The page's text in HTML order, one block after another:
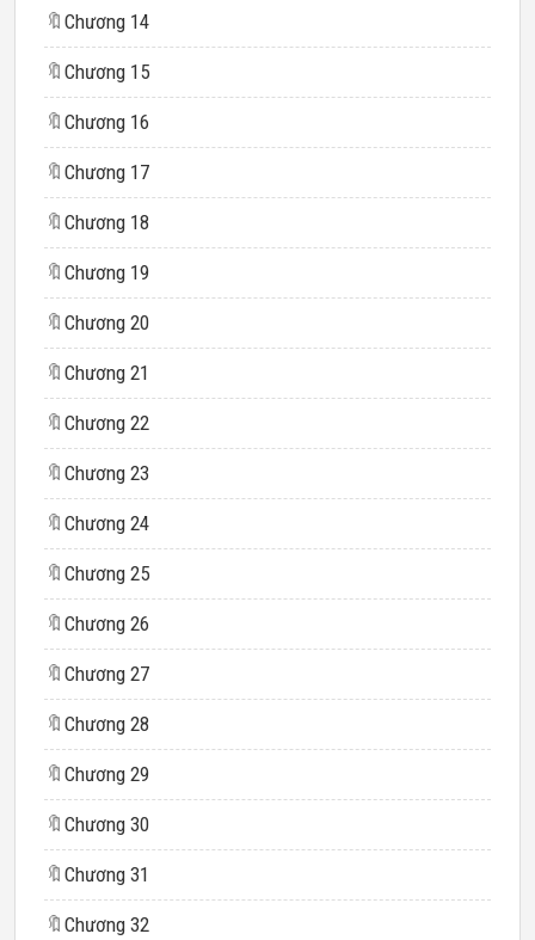
🔖 Chương 14
🔖 Chương 15
🔖 Chương 16
🔖 Chương 17
🔖 Chương 18
🔖 Chương 19
🔖 Chương 20
🔖 Chương 21
🔖 Chương 22
🔖 Chương 23
🔖 Chương 24
🔖 Chương 25
🔖 Chương 26
🔖 Chương 27
🔖 Chương 28
🔖 Chương 29
🔖 Chương 30
🔖 Chương 31
🔖 Chương 32